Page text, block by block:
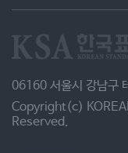
06160 서울시 강남구
Copyright(c)
Reserved.